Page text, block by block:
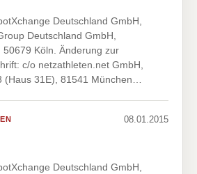
Deutschland GmbH,
Deutschland GmbH,
50679 Köln. Änderung zur
c/o netzathleten.net GmbH,
(Haus 31E), 81541 München…
08.01.2015
Deutschland GmbH,